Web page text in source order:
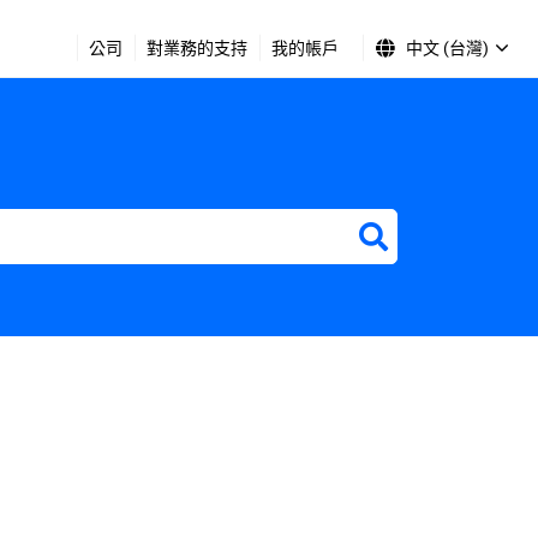
公司 對業務的支持 我的帳戶 中文 (台灣)